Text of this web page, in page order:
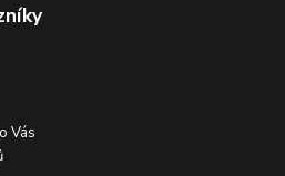
Vás